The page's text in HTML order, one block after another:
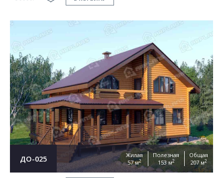
ДО-025
Жилая
57 м2
Полезная
153 м2
Общая
207 м2